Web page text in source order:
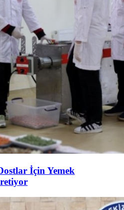
İçin Yemek